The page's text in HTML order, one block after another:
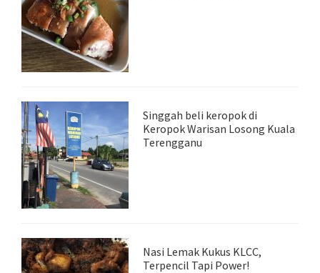
Singgah beli keropok di
Keropok Warisan Losong Kuala
Terengganu
Nasi Lemak Kukus KLCC,
Terpencil Tapi Power!